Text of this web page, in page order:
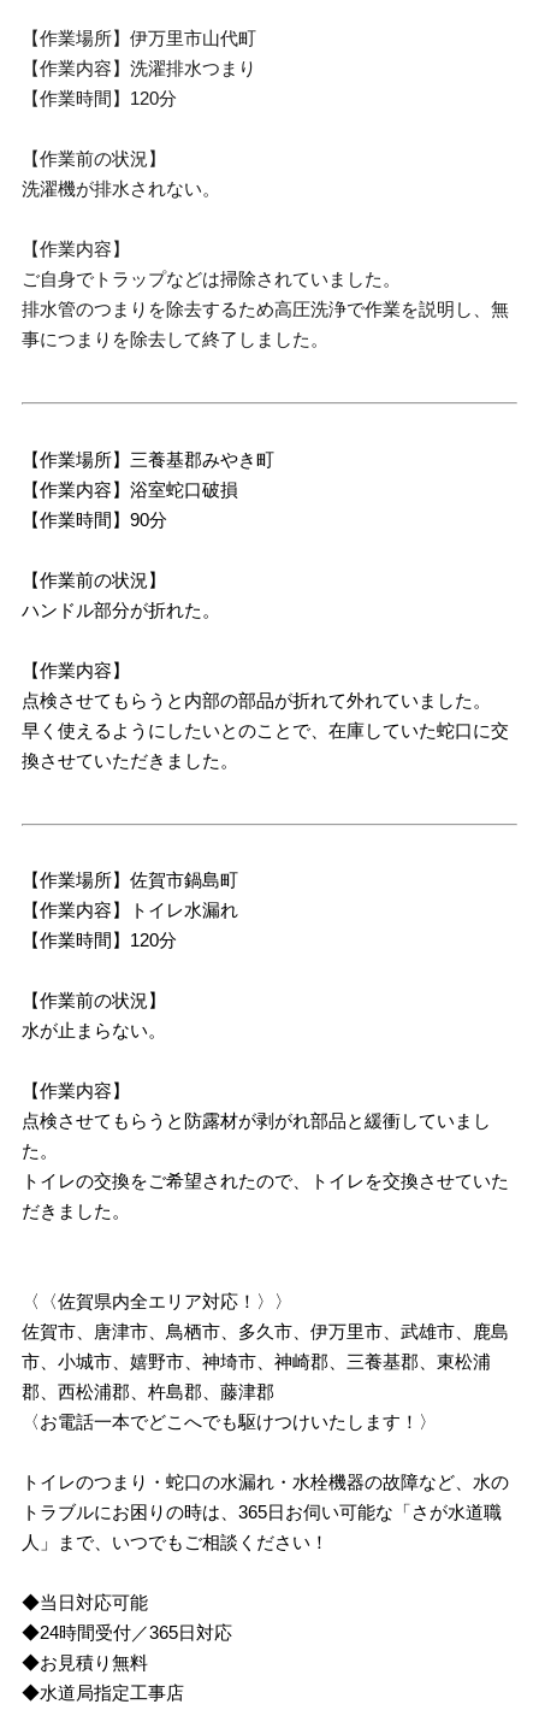
【作業場所】伊万里市山代町
【作業内容】洗濯排水つまり
【作業時間】120分
【作業前の状況】
洗濯機が排水されない。
【作業内容】
ご自身でトラップなどは掃除されていました。
排水管のつまりを除去するため高圧洗浄で作業を説明し、無
事につまりを除去して終了しました。
【作業場所】三養基郡みやき町
【作業内容】浴室蛇口破損
【作業時間】90分
【作業前の状況】
ハンドル部分が折れた。
【作業内容】
点検させてもらうと内部の部品が折れて外れていました。
早く使えるようにしたいとのことで、在庫していた蛇口に交
換させていただきました。
【作業場所】佐賀市鍋島町
【作業内容】トイレ水漏れ
【作業時間】120分
【作業前の状況】
水が止まらない。
【作業内容】
点検させてもらうと防露材が剥がれ部品と緩衝していまし
た。
トイレの交換をご希望されたので、トイレを交換させていた
だきました。
〈〈佐賀県内全エリア対応！〉〉
佐賀市、唐津市、鳥栖市、多久市、伊万里市、武雄市、鹿島
市、小城市、嬉野市、神埼市、神崎郡、三養基郡、東松浦
郡、西松浦郡、杵島郡、藤津郡
〈お電話一本でどこへでも駆けつけいたします！〉
トイレのつまり・蛇口の水漏れ・水栓機器の故障など、水の
トラブルにお困りの時は、365日お伺い可能な「さが水道職
人」まで、いつでもご相談ください！
◆当日対応可能
◆24時間受付／365日対応
◆お見積り無料
◆水道局指定工事店